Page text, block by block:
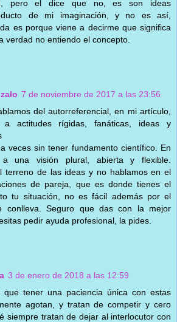
pero el dice que no, es son ideas
de mi imaginación, y no es así,
es porque viene a decirme que significa
verdad no entiendo el concepto.
7 de noviembre de 2017 a las 23:56
del autorreferencial, en mi artículo,
a actitudes rígidas, fanáticas, ideas y
veces sin tener fundamento científico. En
a una visión plural, abierta y flexible.
terreno de las ideas y no hablamos en el
de pareja, que es donde tienes el
tu situación, no es fácil además por el
conlleva. Seguro que das con la mejor
pedir ayuda profesional, la pides.
3 de enero de 2018 a las 12:59
que tener una paciencia única con estas
agotan, y tratan de competir y cero
siempre tratan de dejar al interlocutor con